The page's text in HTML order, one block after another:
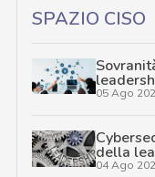
SPAZIO CISO
05 Ago
della
04 Ago